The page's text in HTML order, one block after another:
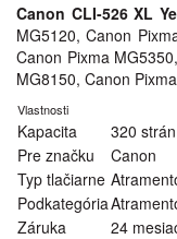
Canon CLI-526 XL
MG5120, Canon
Canon Pixma
MG8150, Canon
Vlastnosti
Kapacita
320
Pre značku
Canon
Typ tlačiarne
Podkategória
Záruka
24